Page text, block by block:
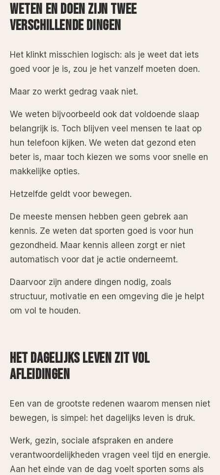
WETEN EN DOEN ZIJN TWEE
VERSCHILLENDE DINGEN
Het klinkt misschien logisch: als je weet dat iets
goed voor je is, zou je het vanzelf moeten doen.
Maar zo werkt gedrag vaak niet.
We weten bijvoorbeeld ook dat voldoende slaap
belangrijk is. Toch blijven veel mensen te laat op
hun telefoon kijken. We weten dat gezond eten
beter is, maar toch kiezen we soms voor snelle en
makkelijke opties.
Hetzelfde geldt voor bewegen.
De meeste mensen hebben geen gebrek aan
kennis. Ze weten dat sporten goed is voor hun
gezondheid. Maar kennis alleen zorgt er niet
automatisch voor dat je actie onderneemt.
Daarvoor zijn andere dingen nodig, zoals
structuur, motivatie en een omgeving die je helpt
om vol te houden.
HET DAGELIJKS LEVEN ZIT VOL
AFLEIDINGEN
Een van de grootste redenen waarom mensen niet
bewegen, is simpel: het dagelijks leven is druk.
Werk, gezin, sociale afspraken en andere
verantwoordelijkheden vragen veel tijd en energie.
Aan het einde van de dag voelt sporten soms als